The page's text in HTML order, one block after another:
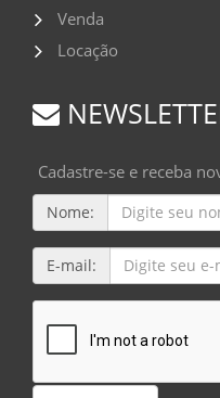
Venda
Locação
Cadastre-se e receba
Nome:
E-mail: